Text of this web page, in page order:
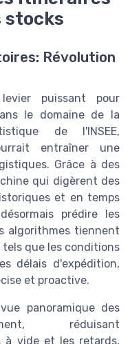
stocks
Révolution
puissant pour
le domaine de la
de l'INSEE,
entraîner une
Grâce à des
qui digèrent des
et en temps
prédire les
algorithmes tiennent
que les conditions
délais d'expédition,
et proactive.
panoramique des
réduisant
à vide et les retards,